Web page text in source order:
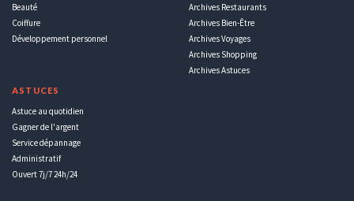
Beauté
Coiffure
Développement personnel
ASTUCES
Astuce au quotidien
Gagner de l'argent
Service dépannage
Administratif
Ouvert 7j/7 24h/24
Archives Restaurants
Archives Bien-Être
Archives Voyages
Archives Shopping
Archives Astuces